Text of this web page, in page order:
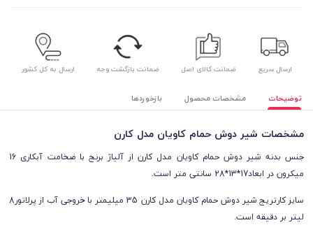
ارسال سریع ضمانت کالای اصل ضمانت بازگشت وجه ارسال به کل کشور
توضیحات مشخصات محصول بازخوردها
مشخصات شیر دوش حمام کاویان مدل کارن
جنس بدنه شیر دوش حمام کاویان مدل کارن از آلیاژ برنج با ضخامت آبکاری 16
میکرون در ابعاد17 *13*28 سانتی متر
است.
سایز کارتریج شیر دوش حمام کاویان مدل کارن 35 میلیمتر با خروجی آب از پرلاتور8
لیتر بر دقیقه است.